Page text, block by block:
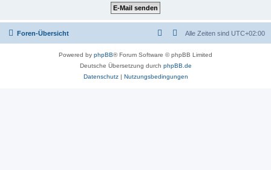
Foren-Übersicht Alle Zeiten sind UTC+02:00
Powered by phpBB® Forum Software © phpBB Limited
Deutsche Übersetzung durch phpBB.de
Datenschutz| Nutzungsbedingungen